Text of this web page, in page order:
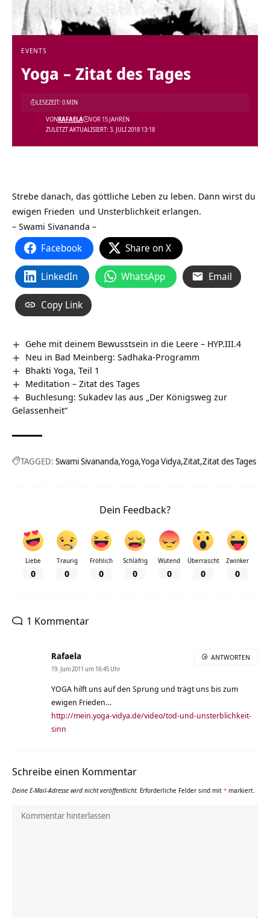
EVENTS
Yoga – Zitat des Tages
ZULETZT AKTUALISIERT: 3. JULI 2018 13:18
VONRAFAELA VOR 15 JAHREN
LESEZEIT: 0 MIN
Strebe danach, das göttliche Leben zu leben. Dann wirst du
ewigen Frieden und Unsterblichkeit erlangen.
– Swami Sivananda –
Facebook Share on X
LinkedIn WhatsApp Email
Copy Link
Gehe mit deinem Bewusstsein in die Leere – HYP.III.4
Neu in Bad Meinberg: Sadhaka-Programm
Bhakti Yoga, Teil 1
Meditation – Zitat des Tages
Buchlesung: Sukadev las aus „Der Königsweg zur
Gelassenheit“
TAGGED: Swami Sivananda Yoga Yoga Vidya Zitat Zitat des Tages
Dein Feedback?
Liebe
0
Traurig
0
Fröhlich
0
Schläfrig
0
Wütend
0
Überrascht
0
Zwinker
0
1 Kommentar
Rafaela
19. Juni 2011 um 16:45 Uhr
YOGA hilft uns auf den Sprung und trägt uns bis zum
ewigen Frieden…
http://mein.yoga-vidya.de/video/tod-und-unsterblichkeit-
sinn
ANTWORTEN
Schreibe einen Kommentar
Deine E-Mail-Adresse wird nicht veröffentlicht. Erforderliche Felder sind mit * markiert.